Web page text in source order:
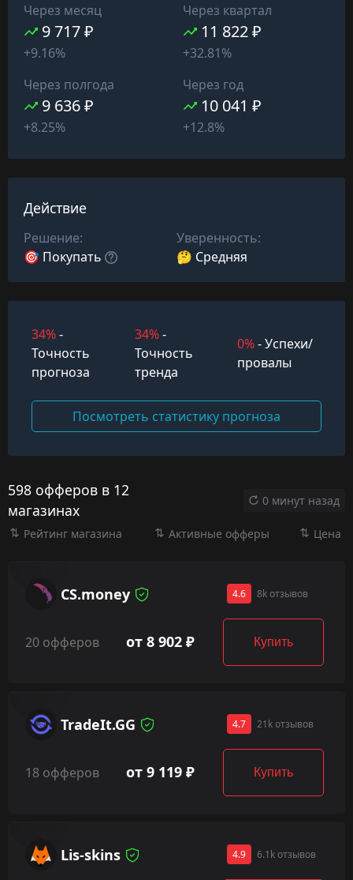
Через месяц
9 717 ₽
+9.16%
Через квартал
11 822 ₽
+32.81%
Через полгода
9 636 ₽
+8.25%
Через год
10 041 ₽
+12.8%
Действие
Решение:
🎯 Покупать
Уверенность:
🤔 Средняя
34%-
Точность
прогноза
34%-
Точность
тренда
0%- Успехи/
провалы
Посмотреть статистику прогноза
598 офферов в 12
магазинах
0 минут назад
Рейтинг магазина Активные офферы Цена
CS.money 4.6 8k отзывов
20 офферов от 8 902 ₽ Купить
TradeIt.GG 4.7 21k отзывов
18 офферов от 9 119 ₽ Купить
Lis-skins 4.9 6.1k отзывов